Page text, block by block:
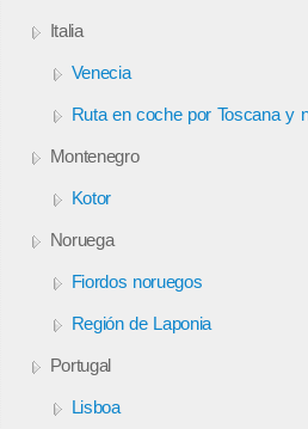
Italia
Venecia
Ruta en coche por Toscana y
Montenegro
Kotor
Noruega
Fiordos noruegos
Región de Laponia
Portugal
Lisboa